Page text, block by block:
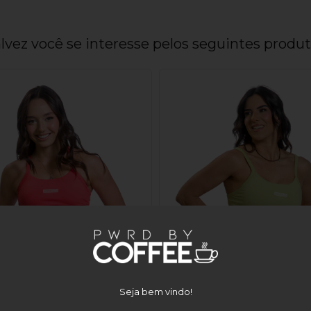
você se interesse pelos seguintes
Seja bem vindo!